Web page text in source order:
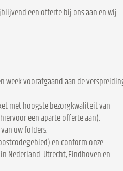
een offerte bij ons aan en wij
week voorafgaand aan de
met hoogste bezorgkwaliteit van
een aparte offerte aan).
uw folders.
en conform onze
Nederland: Utrecht, Eindhoven en